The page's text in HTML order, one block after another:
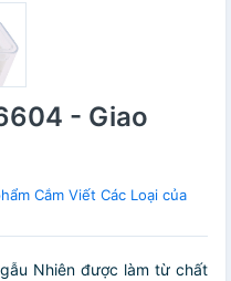
- Giao
Cắm Viết Các Loại của
Nhiên được làm từ chất